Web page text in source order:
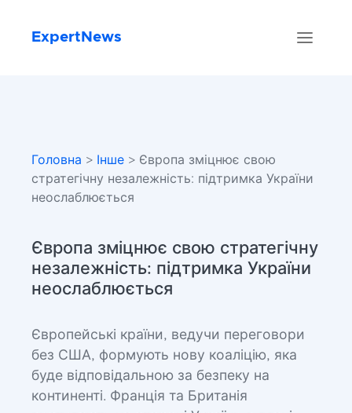
ExpertNews
Головна > Інше > Європа зміцнює свою
стратегічну незалежність: підтримка України
неослаблюється
Європа зміцнює свою стратегічну
незалежність: підтримка України
неослаблюється
Європейські країни, ведучи переговори
без США, формують нову коаліцію, яка
буде відповідальною за безпеку на
континенті. Франція та Британія